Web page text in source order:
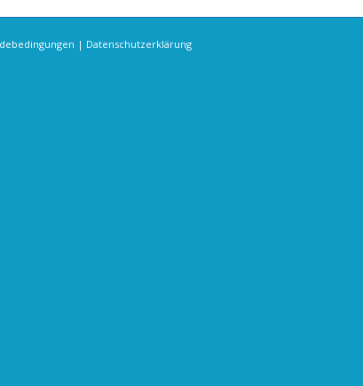
| Datenschutzerklärung